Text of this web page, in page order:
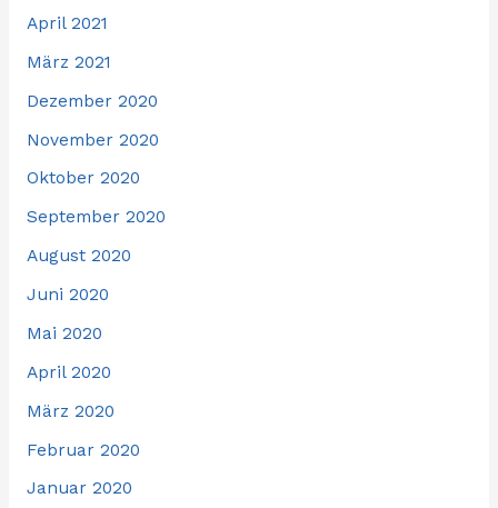
April 2021
März 2021
Dezember 2020
November 2020
Oktober 2020
September 2020
August 2020
Juni 2020
Mai 2020
April 2020
März 2020
Februar 2020
Januar 2020